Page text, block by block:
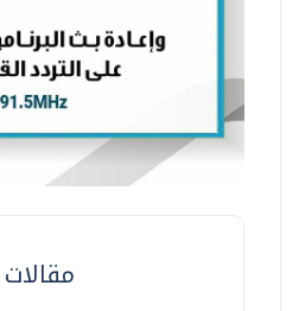
مقالات